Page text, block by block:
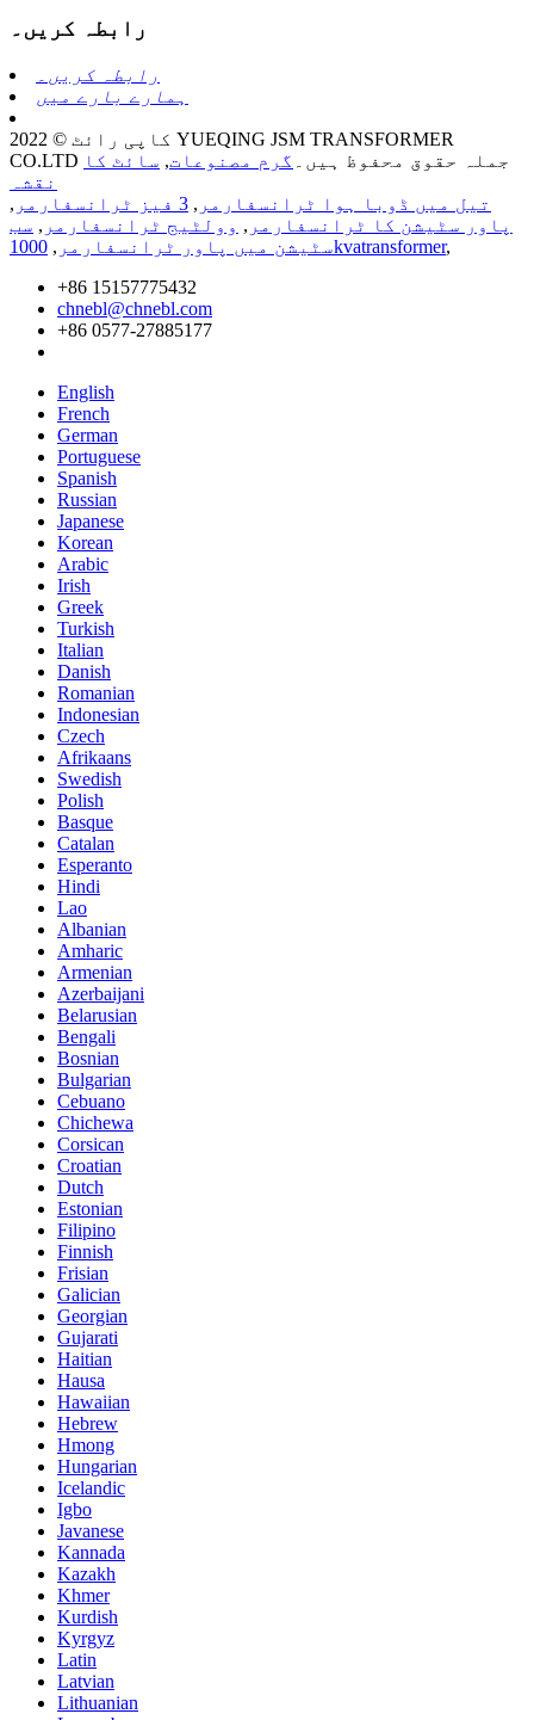
رابطہ کریں۔
رابطہ کریں۔
ہمارے بارے میں
کاپی رائٹ © 2022 YUEQING JSM TRANSFORMER
CO.LTD جملہ حقوق محفوظ ہیں۔
گرم مصنوعات, سائٹ کا
نقشہ
تیل میں ڈوبا ہوا ٹرانسفارمر , 3 فیز ٹرانسفارمر
,
پاور سٹیشن کا ٹرانسفارمر , وولٹیج ٹرانسفارمر , سب
سٹیشن میں پاور ٹرانسفارمر , 1000kvatransformer,
+86 15157775432
chnebl@chnebl.com
+86 0577-27885177
English
French
German
Portuguese
Spanish
Russian
Japanese
Korean
Arabic
Irish
Greek
Turkish
Italian
Danish
Romanian
Indonesian
Czech
Afrikaans
Swedish
Polish
Basque
Catalan
Esperanto
Hindi
Lao
Albanian
Amharic
Armenian
Azerbaijani
Belarusian
Bengali
Bosnian
Bulgarian
Cebuano
Chichewa
Corsican
Croatian
Dutch
Estonian
Filipino
Finnish
Frisian
Galician
Georgian
Gujarati
Haitian
Hausa
Hawaiian
Hebrew
Hmong
Hungarian
Icelandic
Igbo
Javanese
Kannada
Kazakh
Khmer
Kurdish
Kyrgyz
Latin
Latvian
Lithuanian